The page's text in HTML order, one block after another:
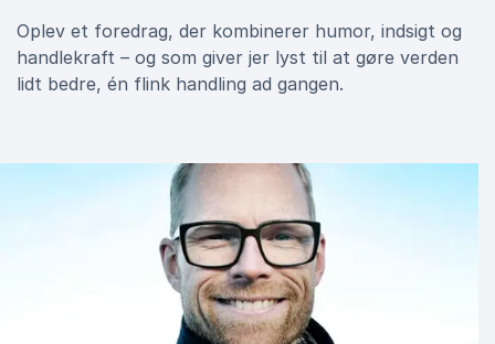
Oplev et foredrag, der kombinerer humor, indsigt og
handlekraft – og som giver jer lyst til at gøre verden
lidt bedre, én flink handling ad gangen.